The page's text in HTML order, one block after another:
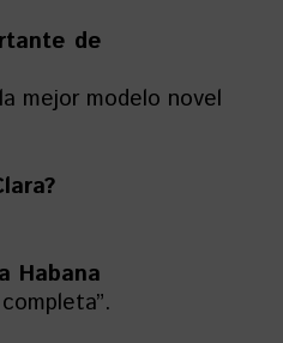
de
mejor modelo novel
Habana